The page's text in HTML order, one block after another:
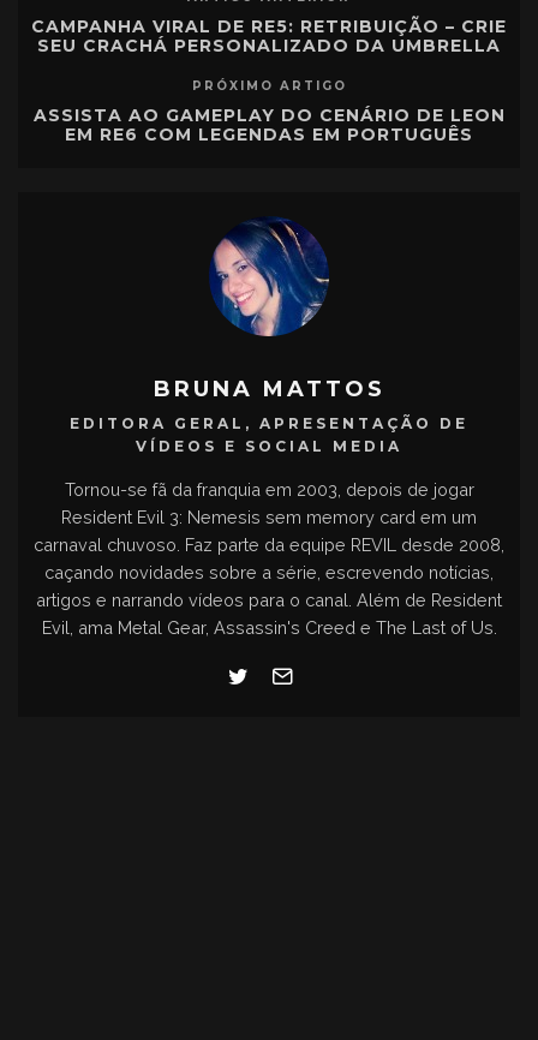
CAMPANHA VIRAL DE RE5: RETRIBUIÇÃO – CRIE
SEU CRACHÁ PERSONALIZADO DA UMBRELLA
PRÓXIMO ARTIGO
ASSISTA AO GAMEPLAY DO CENÁRIO DE LEON
EM RE6 COM LEGENDAS EM PORTUGUÊS
BRUNA MATTOS
EDITORA GERAL, APRESENTAÇÃO DE
VÍDEOS E SOCIAL MEDIA
Tornou-se fã da franquia em 2003, depois de jogar
Resident Evil 3: Nemesis sem memory card em um
carnaval chuvoso. Faz parte da equipe REVIL desde 2008,
caçando novidades sobre a série, escrevendo notícias,
artigos e narrando vídeos para o canal. Além de Resident
Evil, ama Metal Gear, Assassin's Creed e The Last of Us.